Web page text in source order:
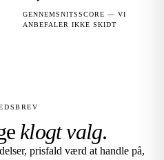
GENNEMSNITSSCORE — VI
ANBEFALER IKKE SKIDT
klogt valg.
prisfald værd at handle på,